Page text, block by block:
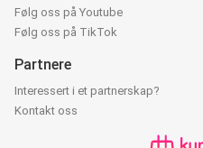
Følg oss på Youtube
Følg oss på TikTok
Partnere
Interessert i et partnerskap?
Kontakt oss